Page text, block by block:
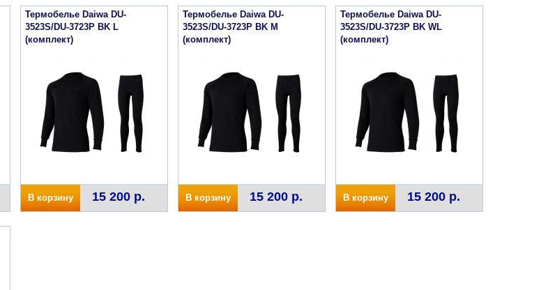
Термобелье Daiwa DU-
3523S/DU-3723P BK L
(комплект)
В корзину 15 200 р.
Термобелье Daiwa DU-
3523S/DU-3723P BK M
(комплект)
В корзину 15 200 р.
Термобелье Daiwa DU-
3523S/DU-3723P BK WL
(комплект)
В корзину 15 200 р.